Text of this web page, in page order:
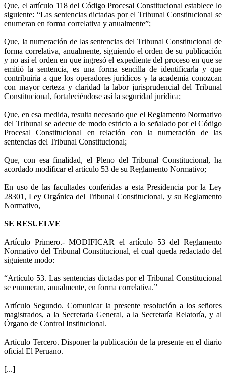
Que, el artículo 118 del Código Procesal Constitucional establece lo
siguiente: “Las sentencias dictadas por el Tribunal Constitucional se
enumeran en forma correlativa y anualmente”;
Que, la numeración de las sentencias del Tribunal Constitucional de
forma correlativa, anualmente, siguiendo el orden de su publicación
y no así el orden en que ingresó el expediente del proceso en que se
emitió la sentencia, es una forma sencilla de identificarla y que
contribuiría a que los operadores jurídicos y la academia conozcan
con mayor certeza y claridad la labor jurisprudencial del Tribunal
Constitucional, fortaleciéndose así la seguridad jurídica;
Que, en esa medida, resulta necesario que el Reglamento Normativo
del Tribunal se adecue de modo estricto a lo señalado por el Código
Procesal Constitucional en relación con la numeración de las
sentencias del Tribunal Constitucional;
Que, con esa finalidad, el Pleno del Tribunal Constitucional, ha
acordado modificar el artículo 53 de su Reglamento Normativo;
En uso de las facultades conferidas a esta Presidencia por la Ley
28301, Ley Orgánica del Tribunal Constitucional, y su Reglamento
Normativo,
SE RESUELVE
Artículo Primero.- MODIFICAR el artículo 53 del Reglamento
Normativo del Tribunal Constitucional, el cual queda redactado del
siguiente modo:
“Artículo 53. Las sentencias dictadas por el Tribunal Constitucional
se enumeran, anualmente, en forma correlativa.”
Artículo Segundo. Comunicar la presente resolución a los señores
magistrados, a la Secretaria General, a la Secretaría Relatoría, y al
Órgano de Control Institucional.
Artículo Tercero. Disponer la publicación de la presente en el diario
oficial El Peruano.
[...]